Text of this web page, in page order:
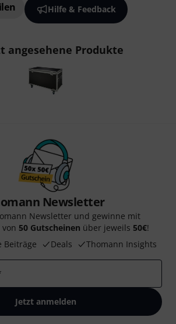
Hilfe & Feedback
angesehene Produkte
Newsletter
Newsletter und gewinne mit
50 Gutscheinen über jeweils 50€!
Beiträge
Deals Thomann Insights
Jetzt anmelden